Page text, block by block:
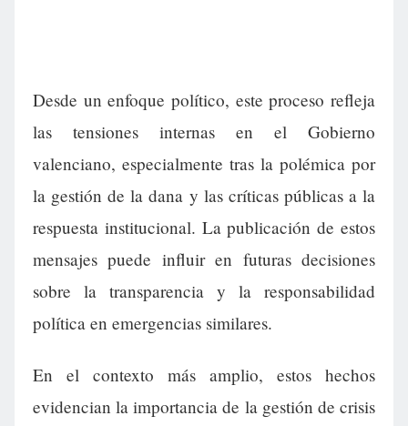
Desde un enfoque político, este proceso refleja
las tensiones internas en el Gobierno
valenciano, especialmente tras la polémica por
la gestión de la dana y las críticas públicas a la
respuesta institucional. La publicación de estos
mensajes puede influir en futuras decisiones
sobre la transparencia y la responsabilidad
política en emergencias similares.
En el contexto más amplio, estos hechos
evidencian la importancia de la gestión de crisis